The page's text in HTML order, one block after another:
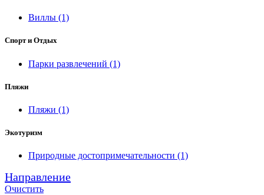
Виллы (1)
Спорт и Отдых
Парки развлечений (1)
Пляжи
Пляжи (1)
Экотуризм
Природные достопримечательности (1)
Направление
Очистить